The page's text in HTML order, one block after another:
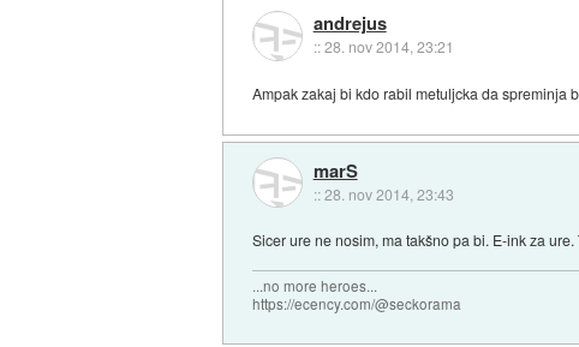
andrejus
::28. nov 2014, 23:21
Ampak zakaj bi kdo rabil metuljcka da spreminja
marS
::28. nov 2014, 23:43
Sicer ure ne nosim, ma takšno pa bi. E-ink za ure.
...no more heroes...
https://ecency.com/@seckorama